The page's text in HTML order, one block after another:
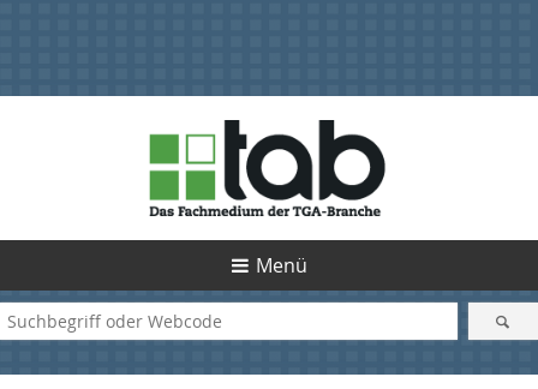
Menü